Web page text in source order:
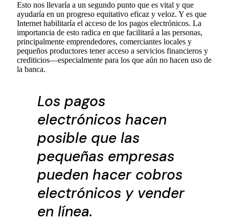
Esto nos llevaría a un segundo punto que es vital y que
ayudaría en un progreso equitativo eficaz y veloz. Y es que
Internet habilitaría el acceso de los pagos electrónicos. La
importancia de esto radica en que facilitará a las personas,
principalmente emprendedores, comerciantes locales y
pequeños productores tener acceso a servicios financieros y
crediticios—especialmente para los que aún no hacen uso de
la banca.
Los pagos
electrónicos hacen
posible que las
pequeñas empresas
pueden hacer cobros
electrónicos y vender
en línea.